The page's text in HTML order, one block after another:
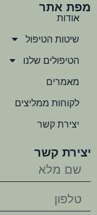
מפת אתר
אודות
שיטות הטיפול
הטיפולים שלנו
מאמרים
לקוחות ממליצים
יצירת קשר
יצירת קשר